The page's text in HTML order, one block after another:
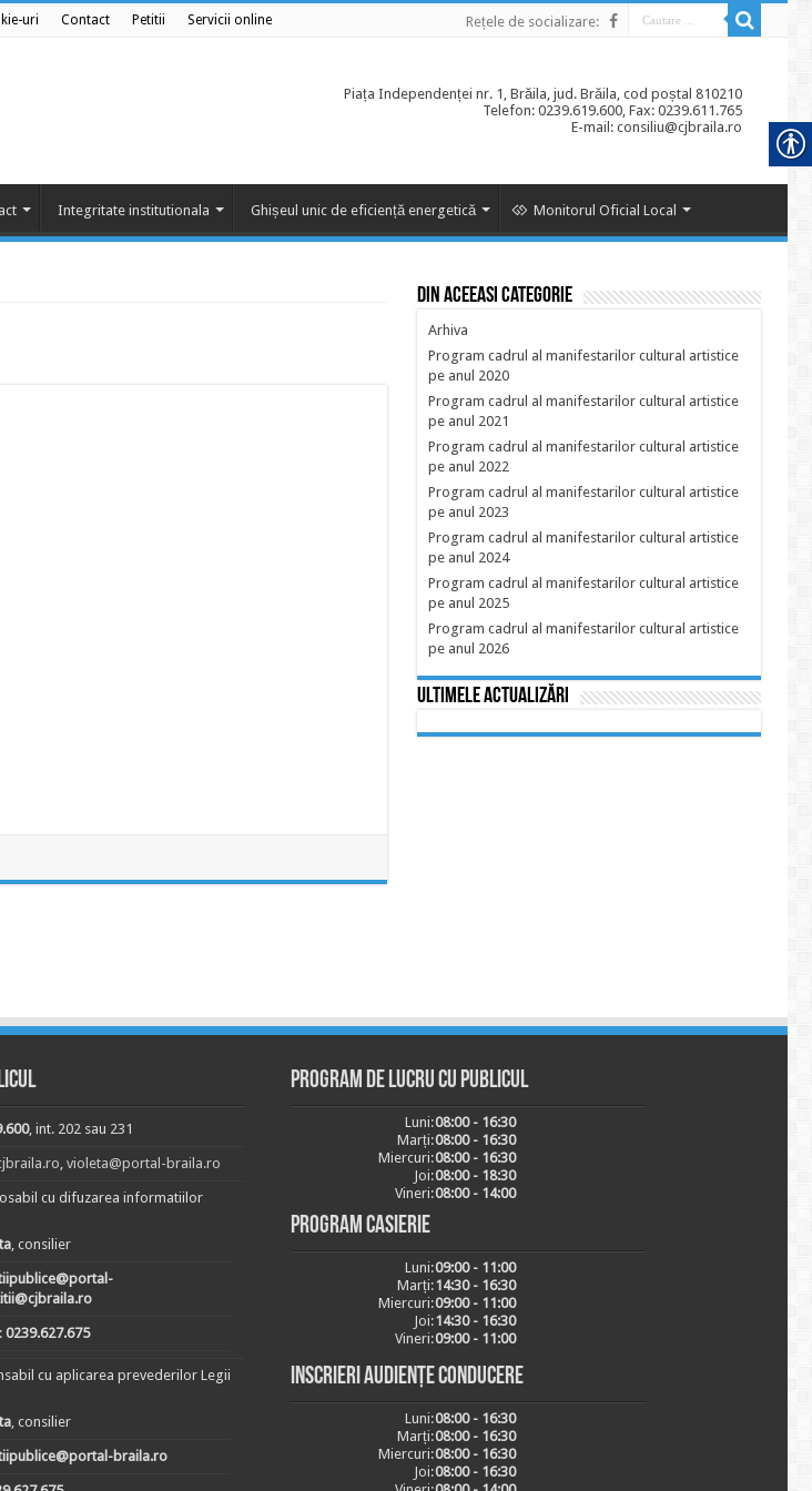
uri Contact Petitii Servicii online Rețele de socializare:
Piața Independenței nr. 1, Brăila, jud. Brăila, cod poștal 810210
Telefon: 0239.619.600, Fax: 0239.611.765
E-mail: consiliu@cjbraila.ro
Integritate institutionala Ghișeul unic de eficiență energetică Monitorul Oficial Local
Din aceeasi categorie
Arhiva
Program cadrul al manifestarilor cultural artistice
pe anul 2020
Program cadrul al manifestarilor cultural artistice
pe anul 2021
Program cadrul al manifestarilor cultural artistice
pe anul 2022
Program cadrul al manifestarilor cultural artistice
pe anul 2023
Program cadrul al manifestarilor cultural artistice
pe anul 2024
Program cadrul al manifestarilor cultural artistice
pe anul 2025
Program cadrul al manifestarilor cultural artistice
pe anul 2026
Ultimele actualizări
, int. 202 sau 231
, violeta@portal-braila.ro
cu difuzarea informatiilor
, consilier
0239.627.675
cu aplicarea prevederilor Legii
, consilier
braila.ro
Program de lucru cu publicul
Luni:08:00 - 16:30
Marți:08:00 - 16:30
Miercuri:08:00 - 16:30
Joi:08:00 - 18:30
Vineri:08:00 - 14:00
Program casierie
Luni:09:00 - 11:00
Marți:14:30 - 16:30
Miercuri:09:00 - 11:00
Joi:14:30 - 16:30
Vineri:09:00 - 11:00
Inscrieri audiențe conducere
Luni:08:00 - 16:30
Marți:08:00 - 16:30
Miercuri:08:00 - 16:30
Joi:08:00 - 16:30